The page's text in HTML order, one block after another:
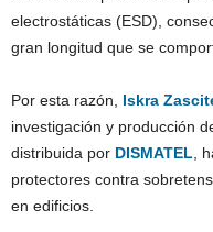
electrostáticas (ESD),
gran longitud que se
Por esta razón, Iskra
investigación y producción
distribuida por DISMATEL ,
protectores contra
en edificios.